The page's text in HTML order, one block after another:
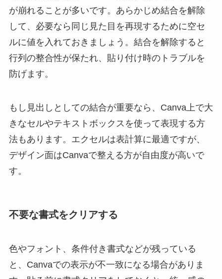
が崩れることが多いです。あらかじめ結合を解除
して、必要なら同じ見た目を再現するために空セ
ルに値を入れておきましょう。結合を解除すると
行列の整合性が保たれ、貼り付け時のトラブルを
防げます。
もし見出しとしての結合が重要なら、Canva上で大
きなセルやテキストボックスを使って表現する方
法もあります。エクセルは表計算に最適ですが、
デザイン面はCanvaで整える方が自由度が高いで
す。
不要な書式をクリアする
色やフォント、条件付き書式などが残っている
と、Canvaでの表示が不一致になる場合がありま